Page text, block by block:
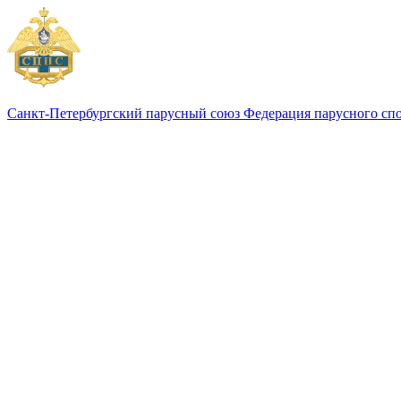
Санкт-Петербургский парусный союз Федерация парусного